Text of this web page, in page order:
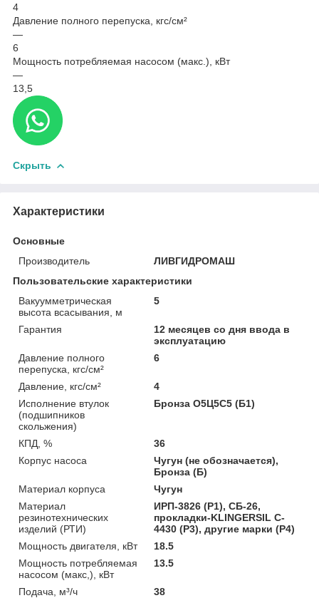
4
Давление полного перепуска, кгс/см²
—
6
Мощность потребляемая насосом (макс.), кВт
—
13,5
Скрыть
Характеристики
Основные
Производитель
ЛИВГИДРОМАШ
Пользовательские характеристики
Вакуумметрическая
высота всасывания, м
5
Гарантия
12 месяцев со дня ввода в
эксплуатацию
Давление полного
перепуска, кгс/см²
6
Давление, кгс/см²
4
Исполнение втулок
(подшипников
скольжения)
Бронза О5Ц5С5 (Б1)
КПД, %
36
Корпус насоса
Чугун (не обозначается),
Бронза (Б)
Материал корпуса
Чугун
Материал
резинотехнических
изделий (РТИ)
ИРП-3826 (Р1), СБ-26,
прокладки-KLINGERSIL C-
4430 (Р3), другие марки (Р4)
Мощность двигателя, кВт
18.5
Мощность потребляемая
насосом (макс,), кВт
13.5
Подача, м³/ч
38